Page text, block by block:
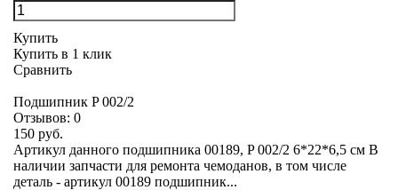
Купить
Купить в 1 клик
Сравнить
Подшипник P 002/2
Отзывов: 0
150 руб.
Артикул данного подшипника 00189, P 002/2 6*22*6,5 см В
наличии запчасти для ремонта чемоданов, в том числе
деталь - артикул 00189 подшипник...